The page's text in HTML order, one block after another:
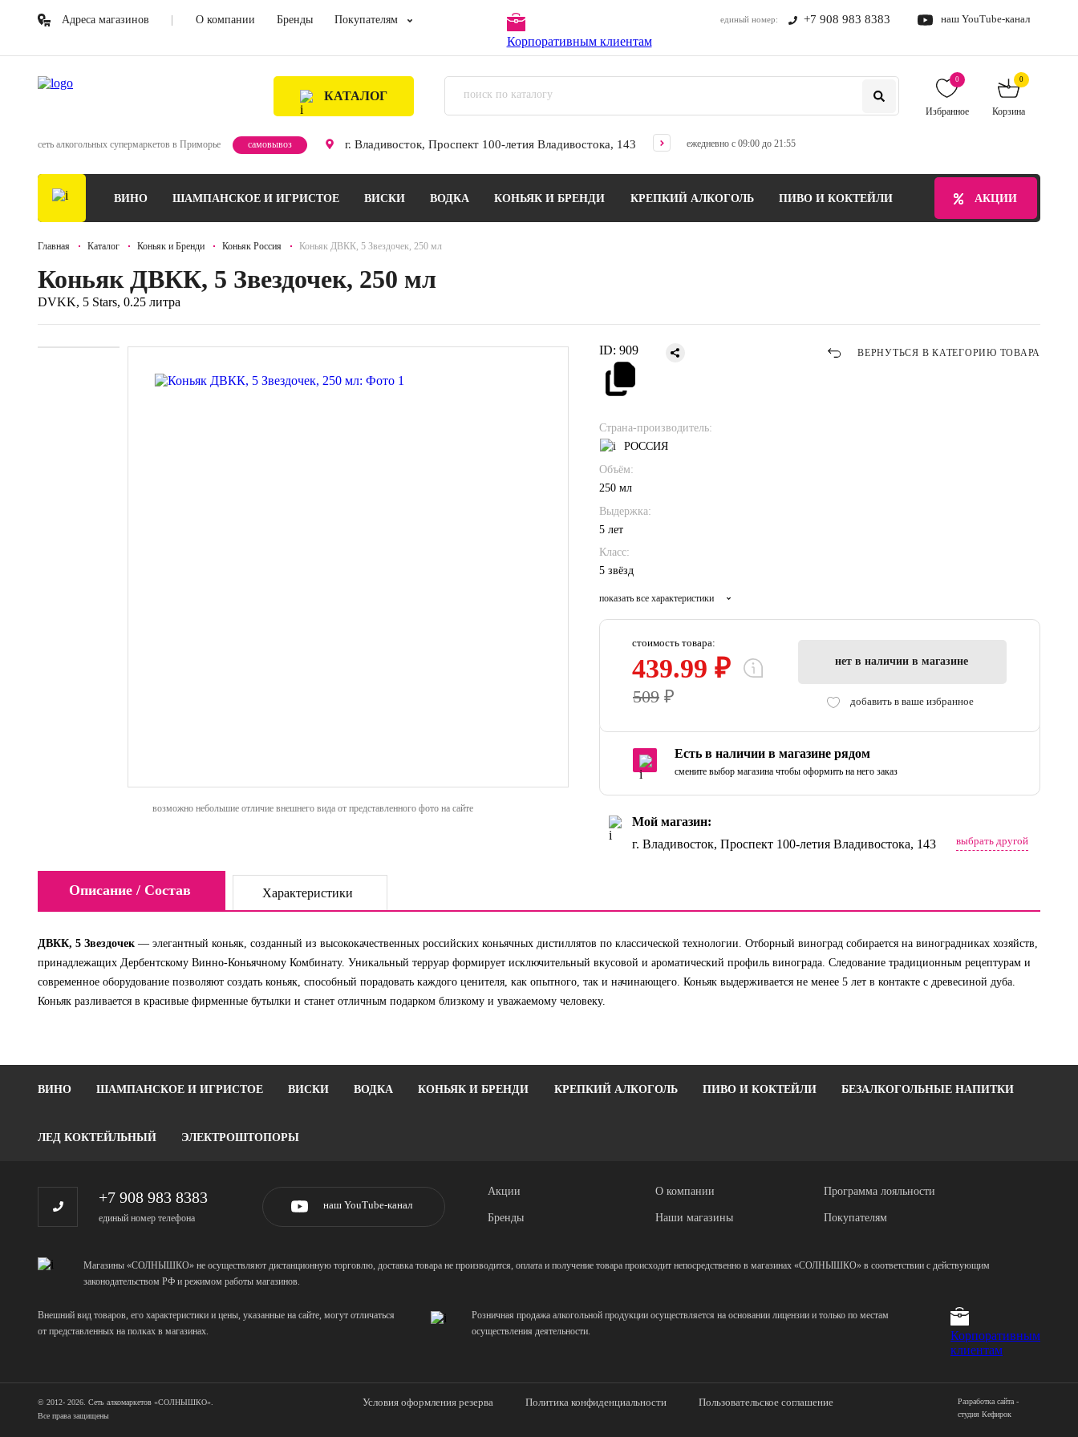
Адреса магазинов О компании Бренды Покупателям
Корпоративным клиентам
единый номер: +7 908 983 8383 наш YouTube-канал
КАТАЛОГ
0
Избранное
0
Корзина
сеть алкогольных супермаркетов в Приморье самовывоз г. Владивосток, Проспект 100-летия Владивостока, 143 ежедневно с 09:00 до 21:55
ВИНО ШАМПАНСКОЕ И ИГРИСТОЕ ВИСКИ ВОДКА КОНЬЯК И БРЕНДИ КРЕПКИЙ АЛКОГОЛЬ ПИВО И КОКТЕЙЛИ БЕЗАЛКОГОЛЬНЫЕ
АКЦИИ
Главная Каталог Коньяк и Бренди Коньяк Россия Коньяк ДВКК, 5 Звездочек, 250 мл
Коньяк ДВКК, 5 Звездочек, 250 мл
DVKK, 5 Stars, 0.25 литра
возможно небольшие отличие внешнего вида от представленного фото на сайте
ID: 909 ВЕРНУТЬСЯ В КАТЕГОРИЮ ТОВАРА
Страна-производитель:
РОССИЯ
Объём:
250 мл
Выдержка:
5 лет
Класс:
5 звёзд
показать все характеристики
стоимость товара:
439.99 ₽
509 ₽
нет в наличии в магазине
добавить в ваше избранное
Есть в наличии в магазине рядом
смените выбор магазина чтобы оформить на него заказ
Мой магазин:
г. Владивосток, Проспект 100-летия Владивостока, 143
выбрать другой
Описание / Состав Характеристики
ДВКК, 5 Звездочек — элегантный коньяк, созданный из высококачественных российских коньячных дистиллятов по классической технологии. Отборный виноград собирается на виноградниках хозяйств,
принадлежащих Дербентскому Винно-Коньячному Комбинату. Уникальный терруар формирует исключительный вкусовой и ароматический профиль винограда. Следование традиционным рецептурам и
современное оборудование позволяют создать коньяк, способный порадовать каждого ценителя, как опытного, так и начинающего. Коньяк выдерживается не менее 5 лет в контакте с древесиной дуба.
Коньяк разливается в красивые фирменные бутылки и станет отличным подарком близкому и уважаемому человеку.
ВИНО ШАМПАНСКОЕ И ИГРИСТОЕ ВИСКИ ВОДКА КОНЬЯК И БРЕНДИ КРЕПКИЙ АЛКОГОЛЬ ПИВО И КОКТЕЙЛИ БЕЗАЛКОГОЛЬНЫЕ НАПИТКИ
ЛЕД КОКТЕЙЛЬНЫЙ ЭЛЕКТРОШТОПОРЫ
+7 908 983 8383
единый номер телефона
наш YouTube-канал
Акции
Бренды
О компании
Наши магазины
Программа лояльности
Покупателям
Магазины «СОЛНЫШКО» не осуществляют дистанционную торговлю, доставка товара не производится, оплата и получение товара происходит непосредственно в магазинах «СОЛНЫШКО» в соответствии с действующим
законодательством РФ и режимом работы магазинов.
Внешний вид товаров, его характеристики и цены, указанные на сайте, могут отличаться
от представленных на полках в магазинах.
Розничная продажа алкогольной продукции осуществляется на основании лицензии и только по местам
осуществления деятельности.
Корпоративным
клиентам
© 2012- 2026. Сеть алкомаркетов «СОЛНЫШКО».
Все права защищены
Условия оформления резерва Политика конфиденциальности Пользовательское соглашение
Разработка сайта -
студия Кефирок